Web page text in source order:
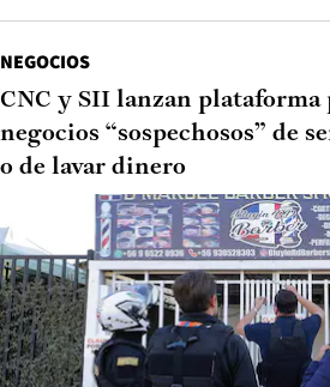
NEGOCIOS
CNC y SII lanzan plataforma
negocios “sospechosos” de
o de lavar dinero